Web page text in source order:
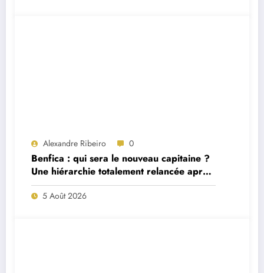
Alexandre Ribeiro 0
Benfica : qui sera le nouveau capitaine ?
Une hiérarchie totalement relancée après
deux départs majeurs
5 Août 2026